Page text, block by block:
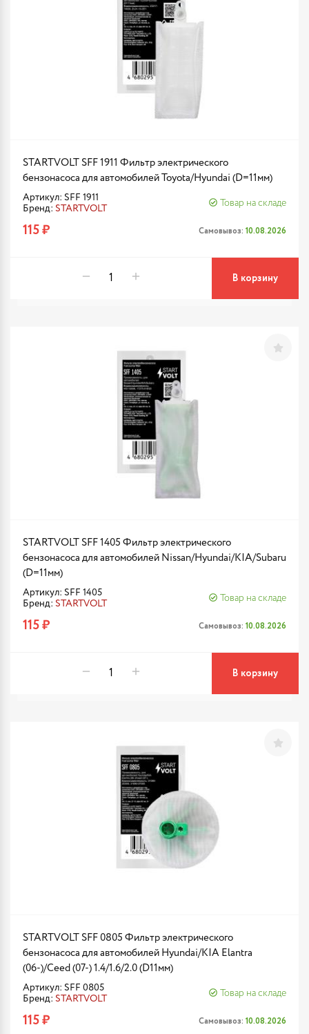
STARTVOLT SFF 1911 Фильтр электрического
бензонасоса для автомобилей Toyota/Hyundai (D=11мм)
Артикул: SFF 1911
Бренд: STARTVOLT
Товар на складе
115 ₽ Самовывоз: 10.08.2026
В корзину
STARTVOLT SFF 1405 Фильтр электрического
бензонасоса для автомобилей Nissan/Hyundai/KIA/Subaru
(D=11мм)
Артикул: SFF 1405
Бренд: STARTVOLT
Товар на складе
115 ₽ Самовывоз: 10.08.2026
В корзину
STARTVOLT SFF 0805 Фильтр электрического
бензонасоса для автомобилей Hyundai/KIA Elantra
(06-)/Ceed (07-) 1.4/1.6/2.0 (D11мм)
Артикул: SFF 0805
Бренд: STARTVOLT
Товар на складе
115 ₽ Самовывоз: 10.08.2026